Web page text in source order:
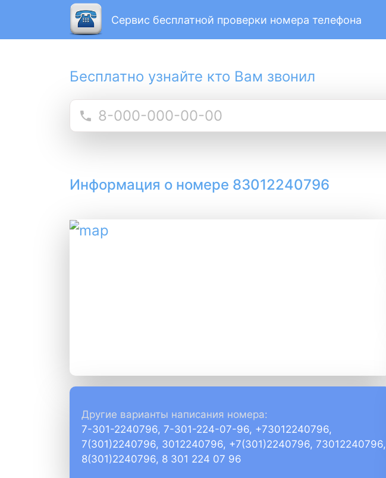
Сервис бесплатной проверки номера телефона
Бесплатно узнайте кто Вам звонил
Информация о номере 83012240796
Другие варианты написания номера:
7-301-2240796, 7-301-224-07-96, +73012240796,
7(301)2240796, 3012240796, +7(301)2240796, 73012240796,
8(301)2240796, 8 301 224 07 96